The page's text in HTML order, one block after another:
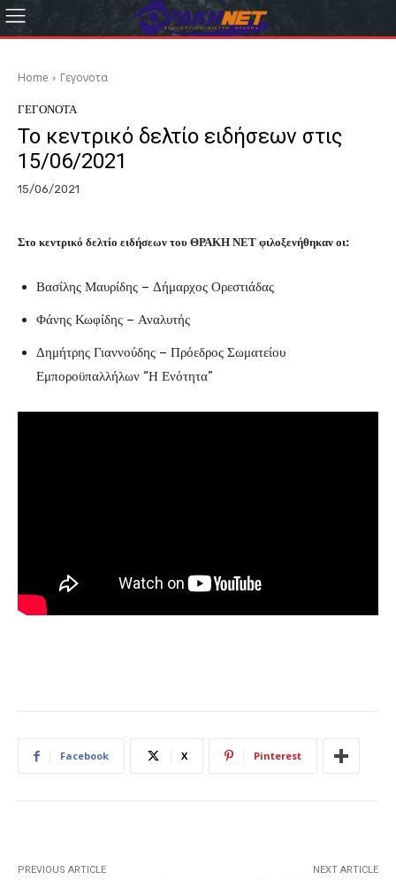
Home Γεγονοτα
ΓΕΓΟΝΟΤΑ
Το κεντρικό δελτίο ειδήσεων στις
15/06/2021
15/06/2021
Στο κεντρικό δελτίο ειδήσεων του ΘΡΑΚΗ ΝΕΤ φιλοξενήθηκαν οι:
Βασίλης Μαυρίδης – Δήμαρχος Ορεστιάδας
Φάνης Κωφίδης – Αναλυτής
Δημήτρης Γιαννούδης – Πρόεδρος Σωματείου
Εμποροϋπαλλήλων “Η Ενότητα”
Facebook X Pinterest
PREVIOUS ARTICLE NEXT ARTICLE